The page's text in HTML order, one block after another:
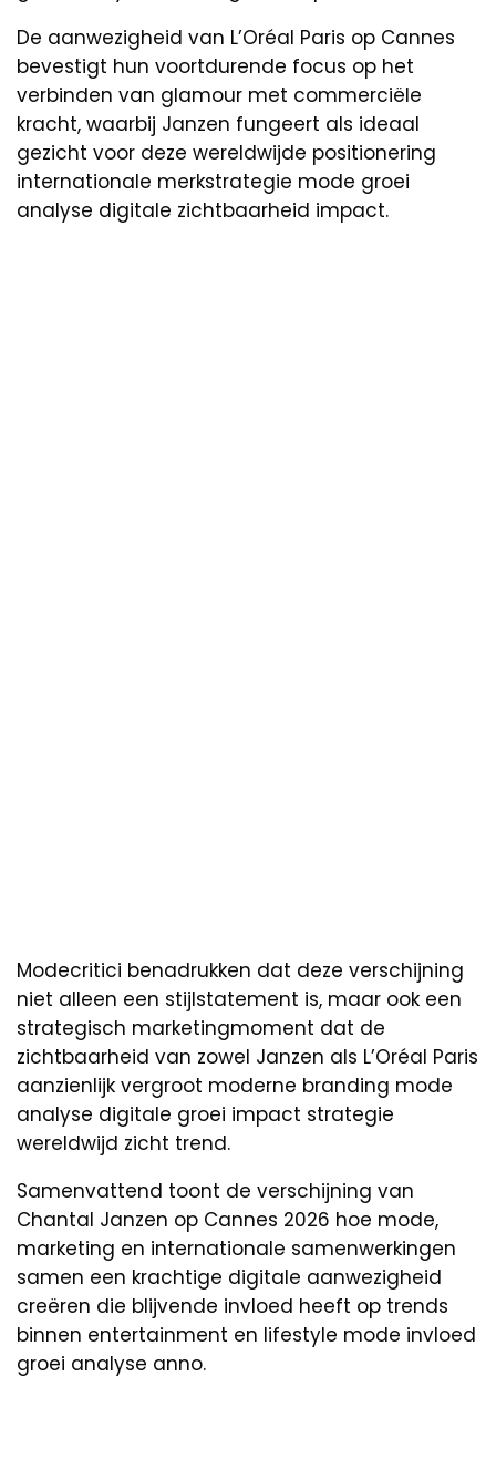
De aanwezigheid van L’Oréal Paris op Cannes
bevestigt hun voortdurende focus op het
verbinden van glamour met commerciële
kracht, waarbij Janzen fungeert als ideaal
gezicht voor deze wereldwijde positionering
internationale merkstrategie mode groei
analyse digitale zichtbaarheid impact.
Modecritici benadrukken dat deze verschijning
niet alleen een stijlstatement is, maar ook een
strategisch marketingmoment dat de
zichtbaarheid van zowel Janzen als L’Oréal Paris
aanzienlijk vergroot moderne branding mode
analyse digitale groei impact strategie
wereldwijd zicht trend.
Samenvattend toont de verschijning van
Chantal Janzen op Cannes 2026 hoe mode,
marketing en internationale samenwerkingen
samen een krachtige digitale aanwezigheid
creëren die blijvende invloed heeft op trends
binnen entertainment en lifestyle mode invloed
groei analyse anno.